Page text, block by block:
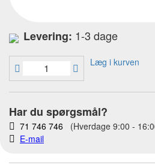
Levering: 1-3 dage
Læg i kurven
Har du spørgsmål?
71 746 746 (Hverdage 9:00 -
E-mail